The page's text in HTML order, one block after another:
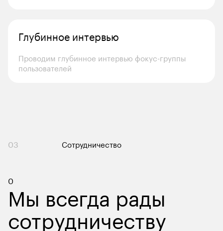
Глубинное интервью
Проводим глубинное интервью фокус-группы
пользователей
03 Сотрудничество
Контакты
0
Мы всегда рады
сотрудничеству